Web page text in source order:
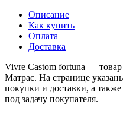
Описание
Как купить
Оплата
Доставка
Vivre Castom fortuna — товар
Матрас. На странице
покупки и доставки, а
под задачу покупателя.